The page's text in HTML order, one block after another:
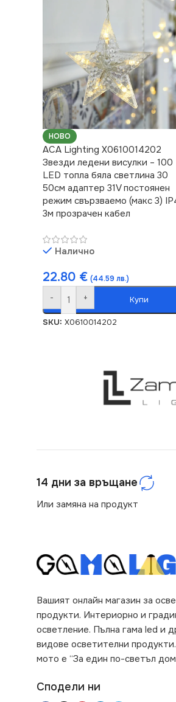
НОВО
ACA Lighting X0610014202
Звезди ледени висулки – 100
LED топла бяла светлина 30
50см адаптер 31V постоянен
режим свързваемо (макс 3)
3м прозрачен кабел
Налично
22.80 € (44.59 лв.)
- + Купи
SKU: X0610014202
14 дни за връщане
Или замяна на продукт
Вашият онлайн магазин за
продукти. Интериорно и
осветление. Пълна гама led и
видове осветителни
мото е “За един по-светъл
Сподели ни